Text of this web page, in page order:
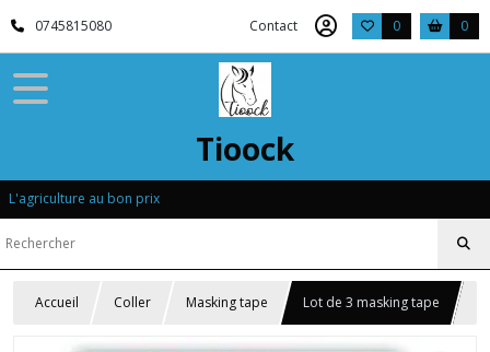
0745815080 Contact 0 0
Tioock
L'agriculture au bon prix
Accueil Coller Masking tape Lot de 3 masking tape